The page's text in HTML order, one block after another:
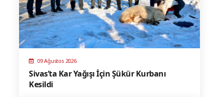
09 Ağustos 2026
Sivas’ta Kar Yağışı İçin Şükür Kurbanı
Kesildi